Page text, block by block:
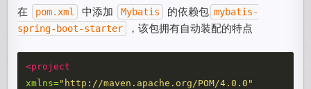
在 pom.xml 中添加 Mybatis 的依赖包 mybatis-
spring-boot-starter
，该包拥有自动装配的特点
<project
xmlns="http://maven.apache.org/POM/4.0.0"